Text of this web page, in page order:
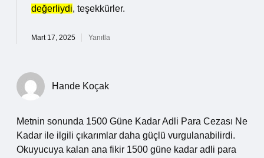
değerliydi, teşekkürler.
Mart 17, 2025 Yanıtla
Hande Koçak
Metnin sonunda 1500 Güne Kadar Adli Para Cezası Ne
Kadar ile ilgili çıkarımlar daha güçlü vurgulanabilirdi.
Okuyucuya kalan ana fikir 1500 güne kadar adli para